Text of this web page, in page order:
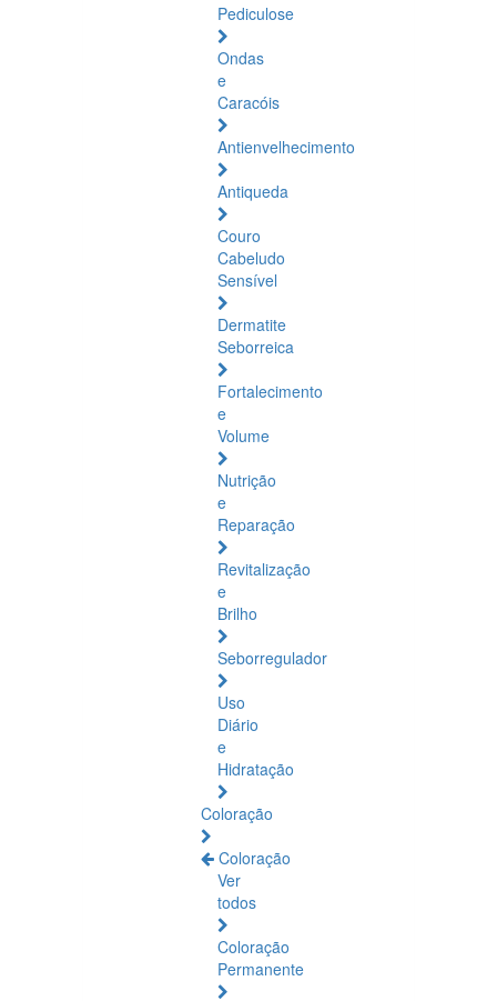
Pediculose
Ondas
e
Caracóis
Antienvelhecimento
Antiqueda
Couro
Cabeludo
Sensível
Dermatite
Seborreica
Fortalecimento
e
Volume
Nutrição
e
Reparação
Revitalização
e
Brilho
Seborregulador
Uso
Diário
e
Hidratação
Coloração
Coloração
Ver
todos
Coloração
Permanente